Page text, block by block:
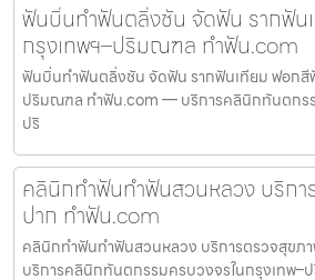
ฟันบิ่นทำฟันตลิ่งชัน จัดฟัน รากฟัน
กรุงเทพฯ–ปริมณฑล ทำฟัน.com
ฟันบิ่นทำฟันตลิ่งชัน จัดฟัน รากฟันเทียม ฟอกสี
ปริมณฑล ทำฟัน.com — บริการคลินิกทันตกร
ปริ
คลินิกทำฟันทำฟันสวนหลวง บริกา
ปาก ทำฟัน.com
คลินิกทำฟันทำฟันสวนหลวง บริการตรวจสุข
บริการคลินิกทันตกรรมครบวงจรในกรุงเทพ